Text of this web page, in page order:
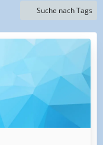
Suche nach Tags